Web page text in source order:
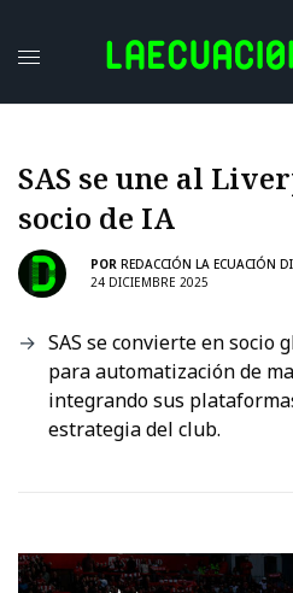
SAS se une al
socio de IA
POR REDACCIÓN LA ECUACIÓN
24 DICIEMBRE 2025
SAS se convierte en socio
para automatización de
integrando sus
estrategia del club.